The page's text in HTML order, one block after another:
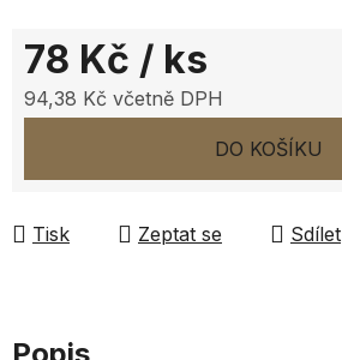
78 Kč / ks
94,38 Kč včetně DPH
DO KOŠÍKU
Tisk Zeptat se Sdílet
Popis